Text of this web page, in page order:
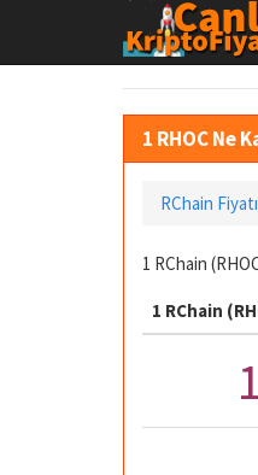
1 RHOC Ne
RChain
1 RChain
1 RChain